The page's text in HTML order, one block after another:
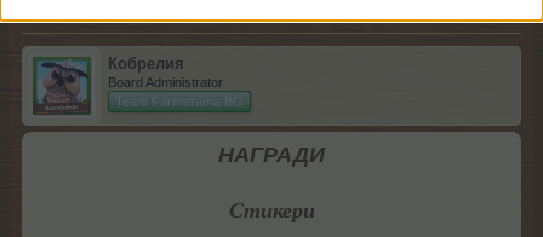
Кобрелия
Board Administrator
Team Farmerama BG
НАГРАДИ
Стикери